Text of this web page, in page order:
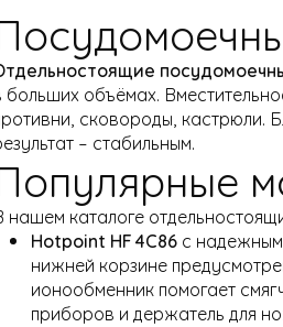
больших объёмах.
сковороды, кастрюли.
– стабильным.
нашем каталоге
Hotpoint HF 4C86 с
нижней корзине
ионообменник помогает
приборов и держатель для